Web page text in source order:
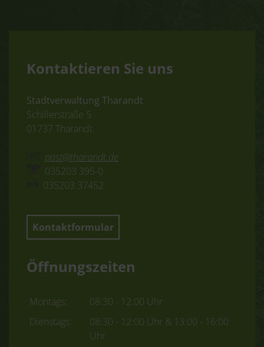
Kontaktieren Sie uns
Stadtverwaltung Tharandt
Schillerstraße 5
01737 Tharandt
post@tharandt.de
035203 395-0
035203 37452
Kontaktformular
Öffnungszeiten
Montags:
08:30 - 12:00 Uhr
Dienstags:
08:30 - 12:00 Uhr & 13:00 - 16:00
Uhr